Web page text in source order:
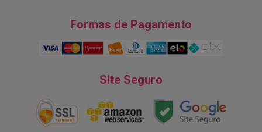
Formas de Pagamento
Site Seguro